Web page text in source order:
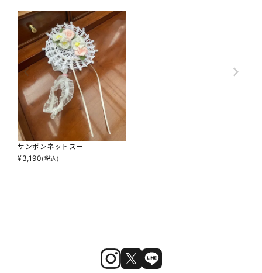
サンボンネットスー
¥3,190(税込)